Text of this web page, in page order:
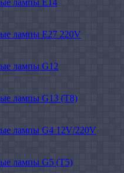
лампы E14
лампы E27 220V
лампы G12
лампы G13 (T8)
лампы G4 12V/220V
лампы G5 (T5)